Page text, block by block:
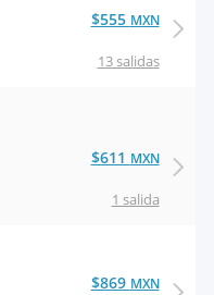
13 salidas
$555 MXN
1 salida
$611 MXN
$869 MXN